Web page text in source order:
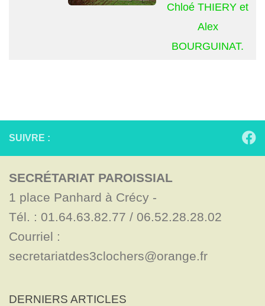
Chloé THIERY et
Alex
BOURGUINAT.
SUIVRE :
SECRÉTARIAT PAROISSIAL
1 place Panhard à Crécy -
Tél. : 01.64.63.82.77 / 06.52.28.28.02
Courriel :
secretariatdes3clochers@orange.fr
DERNIERS ARTICLES